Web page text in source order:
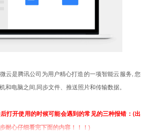
是腾讯公司为用户精心打造的一项智能云服务, 您
和电脑之间,同步文件、推送照片和传输数据。
打开使用的时候可能会遇到的常见的三种报错：(出
耐心仔细看完下面的内容！！！)